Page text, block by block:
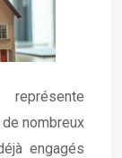
représente
nombreux
engagés